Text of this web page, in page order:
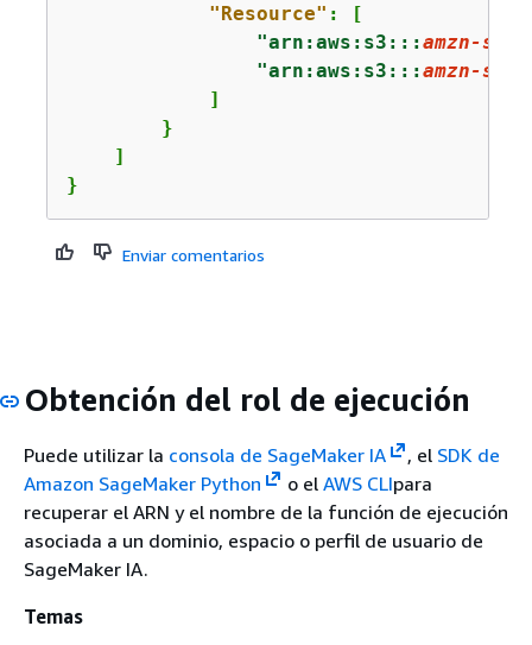
"Resource" : [
"arn:aws:s3:::amzn-s3-
"arn:aws:s3:::amzn-s3-
            ]
        }
    ]
}
Enviar comentarios
Obtención del rol de ejecución
Puede utilizar la consola de SageMaker IA , el SDK de
Amazon SageMaker Python
o el AWS CLIpara
recuperar el ARN y el nombre de la función de ejecución
asociada a un dominio, espacio o perfil de usuario de
SageMaker IA.
Temas